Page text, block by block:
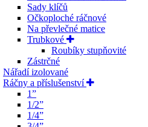
Sady klíčů
Očkoploché ráčnové
Na převlečné matice
Trubkové
Roubíky stupňovité
Zástrčné
Nářadí izolované
Ráčny a příslušenství
1”
1/2”
1/4”